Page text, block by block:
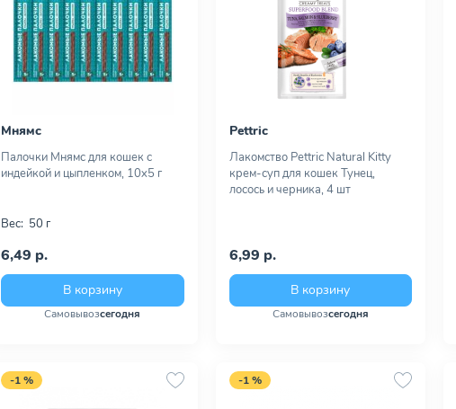
Мнямс
Палочки Мнямс для кошек с
индейкой и цыпленком, 10х5 г
Вес: 50 г
6,49 р.
В корзину
Самовывозсегодня
Pettric
Лакомство Pettric Natural Kitty
крем-суп для кошек Тунец,
лосось и черника, 4 шт
6,99 р.
В корзину
Самовывозсегодня
-1 % -1 %